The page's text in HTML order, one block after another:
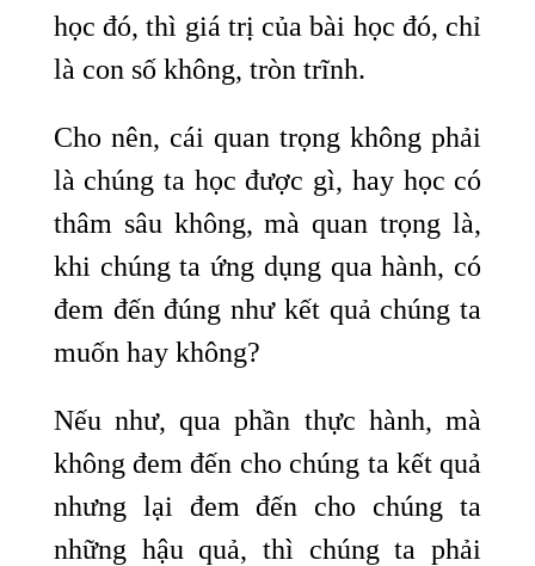
học đó, thì giá trị của bài học đó, chỉ
là con số không, tròn trĩnh.
Cho nên, cái quan trọng không phải
là chúng ta học được gì, hay học có
thâm sâu không, mà quan trọng là,
khi chúng ta ứng dụng qua hành, có
đem đến đúng như kết quả chúng ta
muốn hay không?
Nếu như, qua phần thực hành, mà
không đem đến cho chúng ta kết quả
nhưng lại đem đến cho chúng ta
những hậu quả, thì chúng ta phải